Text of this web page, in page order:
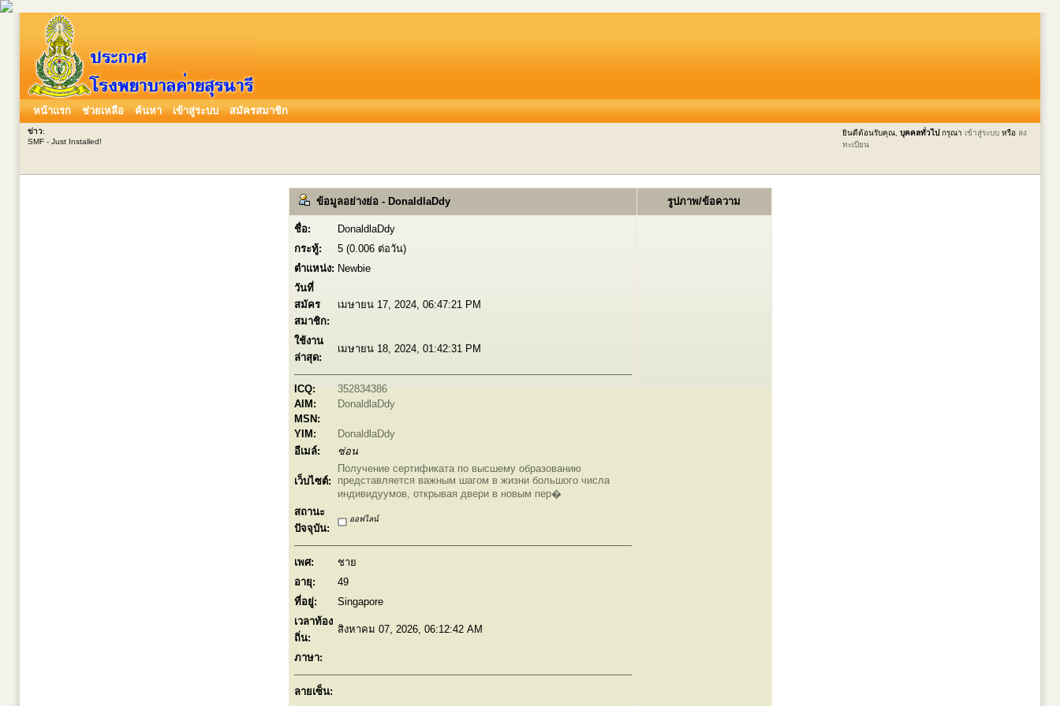
หน้าแรก ช่วยเหลือ ค้นหา เข้าสู่ระบบ สมัครสมาชิก
ยินดีต้อนรับคุณ, บุคคลทั่วไป กรุณา เข้าสู่ระบบ หรือ ลง
ทะเบียน
ข่าว:
SMF - Just Installed!
ข้อมูลอย่างย่อ - DonaldlaDdy รูปภาพ/ข้อความ
ชื่อ:
DonaldlaDdy
กระทู้:
5 (0.006 ต่อวัน)
ตำแหน่ง: Newbie
วันที่
สมัคร
สมาชิก:
เมษายน 17, 2024, 06:47:21 PM
ใช้งาน
ล่าสุด:
เมษายน 18, 2024, 01:42:31 PM
ICQ:
352834386
AIM:
DonaldlaDdy
MSN:
YIM:
DonaldlaDdy
อีเมล์:
ซ่อน
เว็บไซต์:
Получение сертификата по высшему образованию
представляется важным шагом в жизни большого числа
индивидуумов, открывая двери в новым пер�
สถานะ
ปัจจุบัน:
ออฟไลน์
เพศ:
ชาย
อายุ:
49
ที่อยู่:
Singapore
เวลาท้อง
ถิ่น:
สิงหาคม 07, 2026, 06:12:42 AM
ภาษา:
ลายเซ็น: